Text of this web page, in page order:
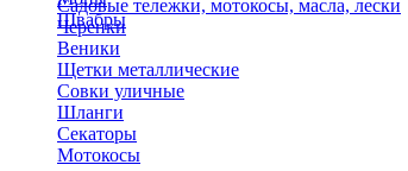
Швабры
Садовые тележки, мотокосы, масла, лески
Черенки
Веники
Щетки металлические
Совки уличные
Шланги
Секаторы
Мотокосы